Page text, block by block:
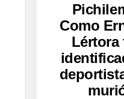
Como
Lértora